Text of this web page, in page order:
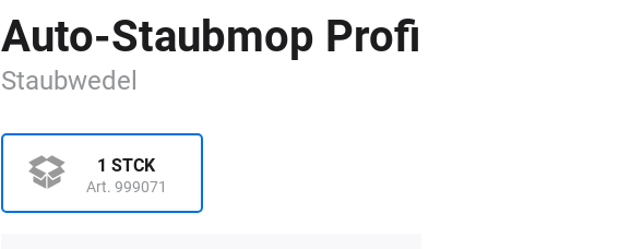
Auto-Staubmop Profi
Staubwedel
1 STCK
Art. 999071